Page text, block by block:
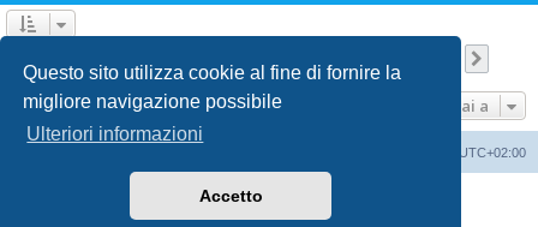
Questo sito utilizza cookie al fine di fornire la
migliore navigazione possibile
Ulteriori informazioni
Accetto
Vai a
UTC+02:00
phpBB® Forum Software © phpBB Limited
phpBB-Italia.it